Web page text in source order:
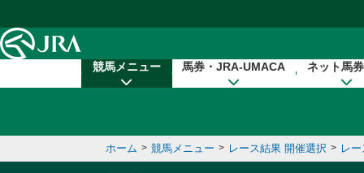
競馬メニュー 馬券・JRA-UMACA ネット馬
ホーム > 競馬メニュー > レース結果 開催選択 > レ